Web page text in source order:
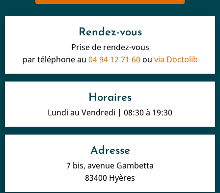
Rendez-vous
Prise de rendez-vous
par téléphone au 04 94 12 71 60 ou via Doctolib
Horaires
Lundi au Vendredi | 08:30 à 19:30
Adresse
7 bis, avenue Gambetta
83400 Hyères